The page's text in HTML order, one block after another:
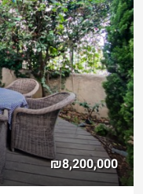
₪8,200,000